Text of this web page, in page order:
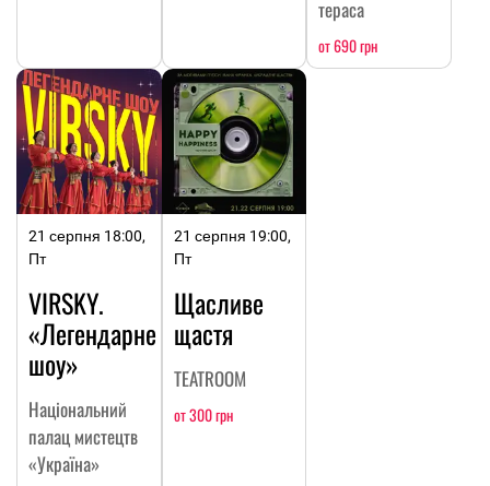
тераса
от 690 грн
21 серпня 18:00,
Пт
VIRSKY.
«Легендарне
шоу»
Національний
палац мистецтв
«Україна»
21 серпня 19:00,
Пт
Щасливе
щастя
TEATROOM
от 300 грн